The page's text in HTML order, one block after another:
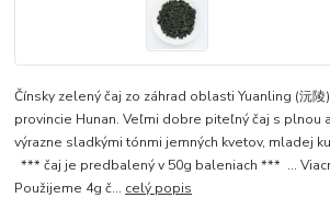
Čínsky zelený čaj zo záhrad oblasti Yuanling (沅
provincie Hunan. Veľmi dobre piteľný čaj s plnou
výrazne sladkými tónmi jemných kvetov,
*** čaj je predbalený v 50g baleniach *** ...
Použijeme 4g č... celý popis